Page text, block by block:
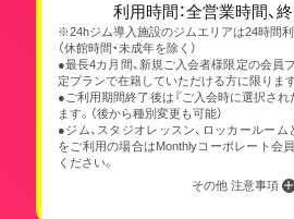
利用時間：全営業時間、
※24hジム導入施設のジムエリアは24時間利
（休館時間・未成年を除く）
●最長4カ月間、新規ご入会者様限定の会員
定プランで在籍していただける方に限ります
●ご利用期間終了後は『ご入会時に選択され
ます。（後から種別変更も可能）
●ジム、スタジオレッスン、ロッカールーム
をご利用の場合はMonthlyコーポレート会
ください。
その他 注意事項